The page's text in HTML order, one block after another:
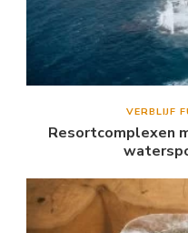
VERBLIJF
Resortcomplexen